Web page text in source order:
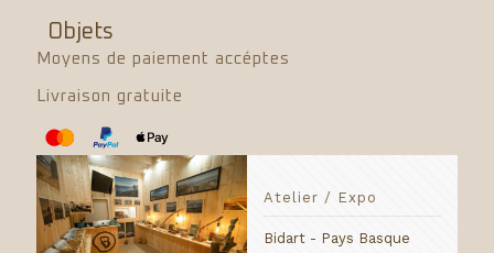
Objets
Moyens de paiement accéptes
Livraison gratuite
Atelier / Expo
Bidart - Pays Basque